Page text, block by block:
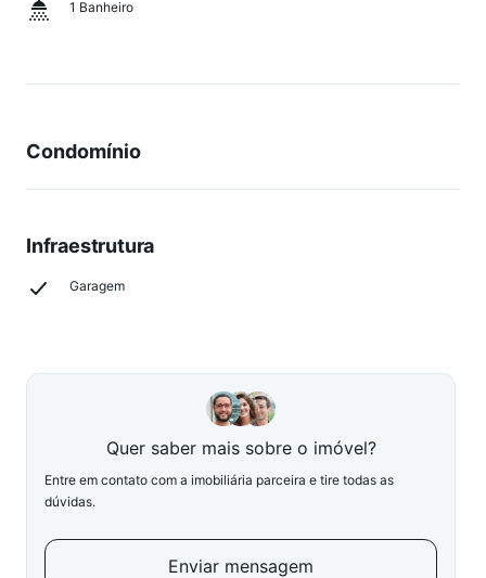
1 Banheiro
Condomínio
Infraestrutura
Garagem
Quer saber mais sobre o imóvel?
Entre em contato com a imobiliária parceira e tire todas as
dúvidas.
Enviar mensagem